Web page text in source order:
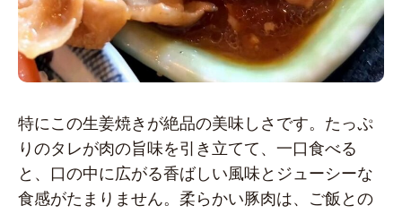
特にこの生姜焼きが絶品の美味しさです。たっぷ
りのタレが肉の旨味を引き立てて、一口食べる
と、口の中に広がる香ばしい風味とジューシーな
食感がたまりません。柔らかい豚肉は、ご飯との